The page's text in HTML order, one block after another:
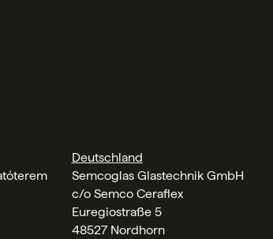
Deutschland
Semcoglas Glastechnik GmbH
c/o Semco Ceraflex
Euregiostraße 5
48527 Nordhorn